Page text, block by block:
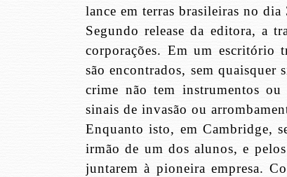
lance em terras brasileiras no
Segundo release da editora, a
corporações. Em um escritório
são encontrados, sem
crime não tem instrumentos ou
sinais de invasão ou
Enquanto isto, em Cambridge,
irmão de um dos alunos, e
juntarem à pioneira empresa.